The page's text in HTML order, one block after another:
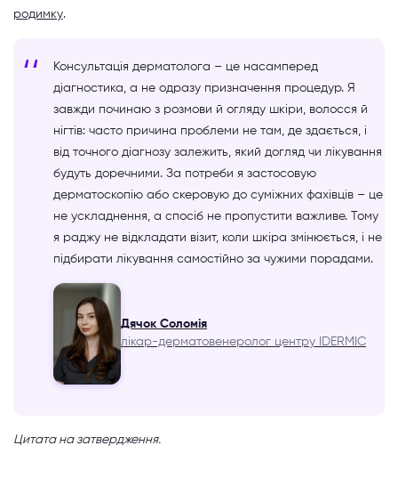
родимку.
Консультація дерматолога – це насамперед
діагностика, а не одразу призначення процедур. Я
завжди починаю з розмови й огляду шкіри, волосся й
нігтів: часто причина проблеми не там, де здається, і
від точного діагнозу залежить, який догляд чи лікування
будуть доречними. За потреби я застосовую
дерматоскопію або скеровую до суміжних фахівців – це
не ускладнення, а спосіб не пропустити важливе. Тому
я раджу не відкладати візит, коли шкіра змінюється, і не
підбирати лікування самостійно за чужими порадами.
Дячок Соломія
лікар-дерматовенеролог центру IDERMIC
Цитата на затвердження.